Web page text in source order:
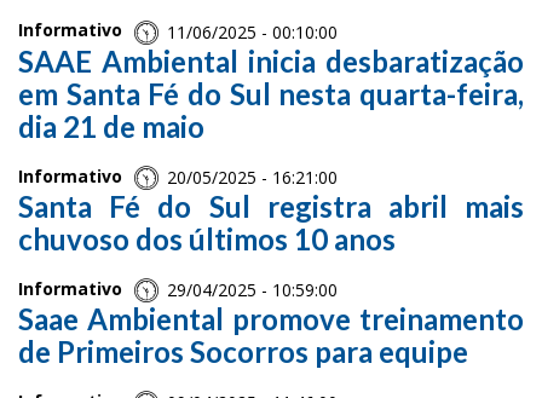
Informativo 11/06/2025 - 00:10:00
SAAE Ambiental inicia desbaratização
em Santa Fé do Sul nesta quarta-feira,
dia 21 de maio
Informativo 20/05/2025 - 16:21:00
Santa Fé do Sul registra abril mais
chuvoso dos últimos 10 anos
Informativo 29/04/2025 - 10:59:00
Saae Ambiental promove treinamento
de Primeiros Socorros para equipe